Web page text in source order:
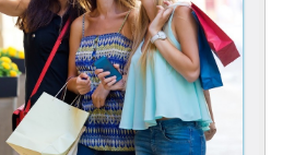
cosas que
observar
las alturas